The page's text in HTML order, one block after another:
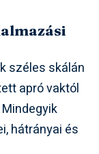
széles skálán
apró vaktól
hátrányai és